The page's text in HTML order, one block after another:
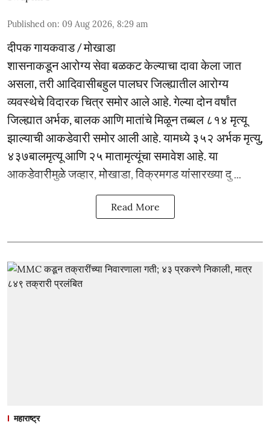
Published on: 09 Aug 2026, 8:29 am
दीपक गायकवाड / मोखाडा
शासनाकडून आरोग्य सेवा बळकट केल्याचा दावा केला जात
असला, तरी आदिवासीबहुल पालघर जिल्ह्यातील आरोग्य
व्यवस्थेचे विदारक चित्र समोर आले आहे. गेल्या दोन वर्षांत
जिल्ह्यात अर्भक, बालक आणि मातांचे मिळून तब्बल ८१४ मृत्यू
झाल्याची आकडेवारी समोर आली आहे. यामध्ये ३५२ अर्भक मृत्यु,
४३७बालमृत्यू आणि २५ मातामृत्यूंचा समावेश आहे. या
आकडेवारीमुळे जव्हार, मोखाडा, विक्रमगड यांसारख्या दु ...
Read More
महाराष्ट्र